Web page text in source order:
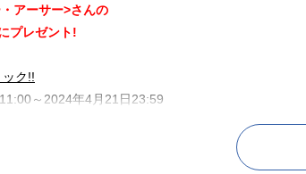
アーサー>さんの
プレゼント!
ク!!
～2024年4月21日23:59
ように推し猫”ボス太”に会いに喫茶猫暖へ足を運ぶ。